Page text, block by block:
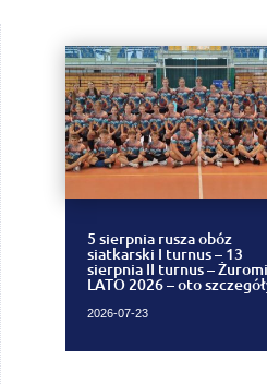
5 sierpnia rusza obóz
siatkarski I turnus – 13
sierpnia II turnus –
LATO 2026 – oto
2026-07-23